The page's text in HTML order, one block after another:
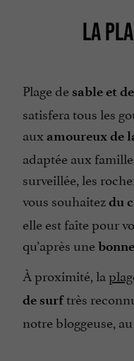
LA
Plage de sable et
satisfera tous les
aux amoureux de
adaptée aux
surveillée, les
vous souhaitezdu
elle est faîte pour
qu’après une
À proximité, la
de surftrès
notre bloggeuse, au